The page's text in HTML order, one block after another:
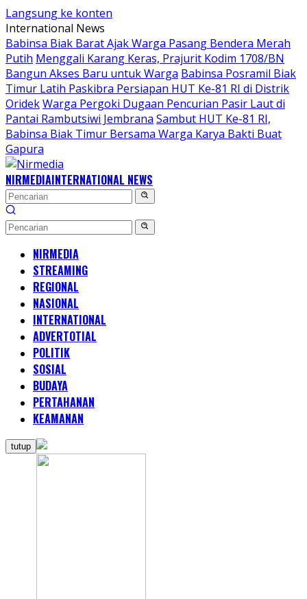
Langsung ke konten
International News
Babinsa Biak Barat Ajak Warga Pasang Bendera Merah
Putih Menggali Karang Keras, Prajurit Kodim 1708/BN
Bangun Akses Baru untuk Warga Babinsa Posramil Biak
Timur Latih Paskibra Persiapan HUT Ke-81 RI di Distrik
OridekWarga Pergoki Dugaan Pencurian Pasir Laut di
Pantai Rambutsiwi Jembrana Sambut HUT Ke-81 RI,
Babinsa Biak Timur Bersama Warga Karya Bakti Buat
Gapura
NIRMEDIAINTERNATIONAL NEWS
NIRMEDIA
STREAMING
REGIONAL
NASIONAL
INTERNATIONAL
ADVERTOTIAL
POLITIK
SOSIAL
BUDAYA
PERTAHANAN
KEAMANAN
tutup